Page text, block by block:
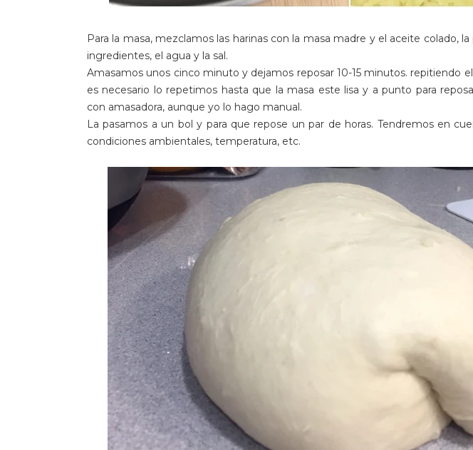
Para la masa, mezclamos las harinas con la masa madre y el aceite colado,
ingredientes, el agua y la sal.
Amasamos unos cinco minuto y dejamos reposar 10-15 minutos. repitiendo
es necesario lo repetimos hasta que la masa este lisa y a punto para
con amasadora, aunque yo lo hago manual.
La pasamos a un bol y para que repose un par de horas. Tendremos en
condiciones ambientales, temperatura, etc.